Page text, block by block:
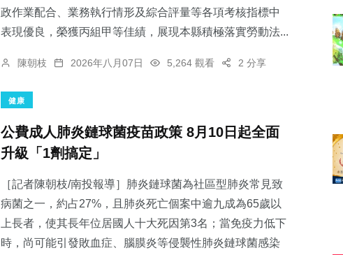
政作業配合、業務執行情形及綜合評量等各項考核指標中
表現優良，榮獲丙組甲等佳績，展現本縣積極落實勞動法...
陳朝枝 2026年八月07日 5,264 觀看 2 分享
健康
公費成人肺炎鏈球菌疫苗政策 8月10日起全面
升級「1劑搞定」
［記者陳朝枝/南投報導］肺炎鏈球菌為社區型肺炎常見致
病菌之一，約占27%，且肺炎死亡個案中逾九成為65歲以
上長者，使其長年位居國人十大死因第3名；當免疫力低下
時，尚可能引發敗血症、腦膜炎等侵襲性肺炎鏈球菌感染